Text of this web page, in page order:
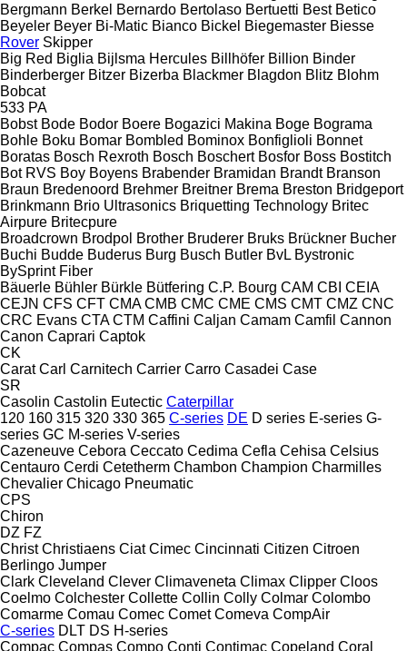
Bergmann Berkel Bernardo Bertolaso Bertuetti Best Betico
Beyeler Beyer Bi-Matic Bianco Bickel Biegemaster Biesse
Rover Skipper
Big Red Biglia Bijlsma Hercules Billhöfer Billion Binder
Binderberger Bitzer Bizerba Blackmer Blagdon Blitz Blohm
Bobcat
533 PA
Bobst Bode Bodor Boere Bogazici Makina Boge Bograma
Bohle Boku Bomar Bombled Bominox Bonfiglioli Bonnet
Boratas Bosch Rexroth Bosch Boschert Bosfor Boss Bostitch
Bot RVS Boy Boyens Brabender Bramidan Brandt Branson
Braun Bredenoord Brehmer Breitner Brema Breston Bridgeport
Brinkmann Brio Ultrasonics Briquetting Technology Britec
Airpure Britecpure
Broadcrown Brodpol Brother Bruderer Bruks Brückner Bucher
Buchi Budde Buderus Burg Busch Butler BvL Bystronic
BySprint Fiber
Bäuerle Bühler Bürkle Bütfering C.P. Bourg CAM CBI CEIA
CEJN CFS CFT CMA CMB CMC CME CMS CMT CMZ CNC
CRC Evans CTA CTM Caffini Caljan Camam Camfil Cannon
Canon Caprari Captok
CK
Carat Carl Carnitech Carrier Carro Casadei Case
SR
Casolin Castolin Eutectic Caterpillar
120 160 315 320 330 365 C-series DE D series E-series G-
series GC M-series V-series
Cazeneuve Cebora Ceccato Cedima Cefla Cehisa Celsius
Centauro Cerdi Cetetherm Chambon Champion Charmilles
Chevalier Chicago Pneumatic
CPS
Chiron
DZ FZ
Christ Christiaens Ciat Cimec Cincinnati Citizen Citroen
Berlingo Jumper
Clark Cleveland Clever Climaveneta Climax Clipper Cloos
Coelmo Colchester Collette Collin Colly Colmar Colombo
Comarme Comau Comec Comet Comeva CompAir
C-series DLT DS H-series
Compac Compas Compo Conti Contimac Copeland Coral